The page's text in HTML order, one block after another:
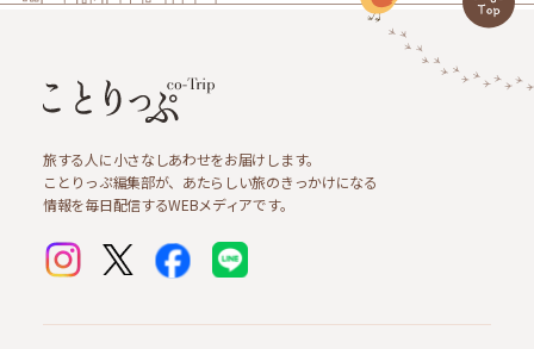
旅する人に小さなしあわせをお届けします。
ことりっぷ編集部が、あたらしい旅のきっかけになる
情報を毎日配信するWEBメディアです。